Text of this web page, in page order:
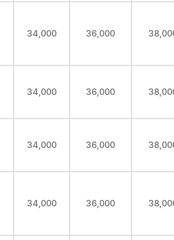
34,000 36,000
34,000 36,000
34,000 36,000
34,000 36,000